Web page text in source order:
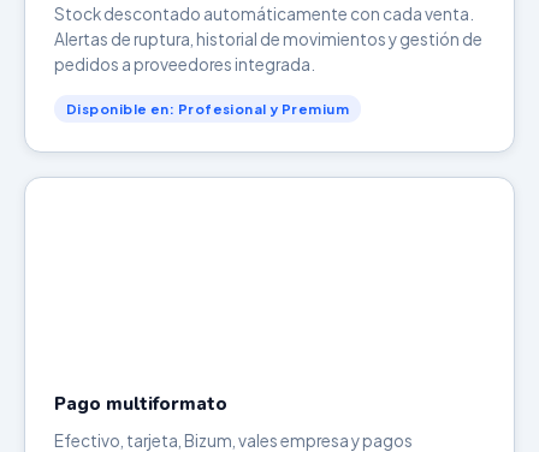
Stock descontado automáticamente con cada venta.
Alertas de ruptura, historial de movimientos y gestión de
pedidos a proveedores integrada.
Disponible en: Profesional y Premium
Pago multiformato
Efectivo, tarjeta, Bizum, vales empresa y pagos